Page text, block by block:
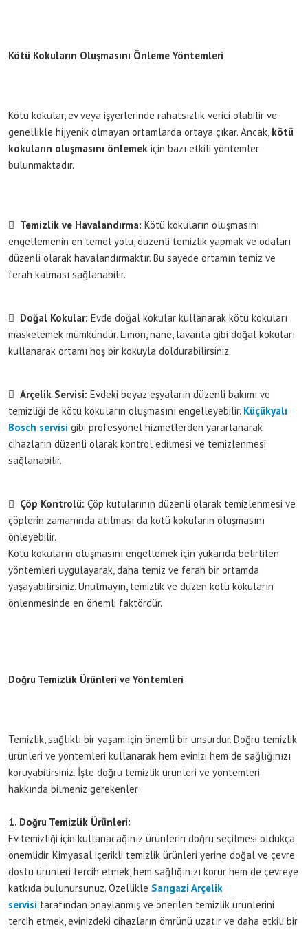
Kötü Kokuların Oluşmasını Önleme Yöntemleri
Kötü kokular, ev veya işyerlerinde rahatsızlık verici olabilir ve
genellikle hijyenik olmayan ortamlarda ortaya çıkar. Ancak, kötü
kokuların oluşmasını önlemek için bazı etkili yöntemler
bulunmaktadır.
 Temizlik ve Havalandırma: Kötü kokuların oluşmasını
engellemenin en temel yolu, düzenli temizlik yapmak ve odaları
düzenli olarak havalandırmaktır. Bu sayede ortamın temiz ve
ferah kalması sağlanabilir.
 Doğal Kokular: Evde doğal kokular kullanarak kötü kokuları
maskelemek mümkündür. Limon, nane, lavanta gibi doğal kokuları
kullanarak ortamı hoş bir kokuyla doldurabilirsiniz.
 Arçelik Servisi: Evdeki beyaz eşyaların düzenli bakımı ve
temizliği de kötü kokuların oluşmasını engelleyebilir. Küçükyalı
Bosch servisi gibi profesyonel hizmetlerden yararlanarak
cihazların düzenli olarak kontrol edilmesi ve temizlenmesi
sağlanabilir.
 Çöp Kontrolü: Çöp kutularının düzenli olarak temizlenmesi ve
çöplerin zamanında atılması da kötü kokuların oluşmasını
önleyebilir.
Kötü kokuların oluşmasını engellemek için yukarıda belirtilen
yöntemleri uygulayarak, daha temiz ve ferah bir ortamda
yaşayabilirsiniz. Unutmayın, temizlik ve düzen kötü kokuların
önlenmesinde en önemli faktördür.
Doğru Temizlik Ürünleri ve Yöntemleri
Temizlik, sağlıklı bir yaşam için önemli bir unsurdur. Doğru temizlik
ürünleri ve yöntemleri kullanarak hem evinizi hem de sağlığınızı
koruyabilirsiniz. İşte doğru temizlik ürünleri ve yöntemleri
hakkında bilmeniz gerekenler:
1. Doğru Temizlik Ürünleri:
Ev temizliği için kullanacağınız ürünlerin doğru seçilmesi oldukça
önemlidir. Kimyasal içerikli temizlik ürünleri yerine doğal ve çevre
dostu ürünleri tercih etmek, hem sağlığınızı korur hem de çevreye
katkıda bulunursunuz. Özellikle Sarıgazi Arçelik
servisi tarafından onaylanmış ve önerilen temizlik ürünlerini
tercih etmek, evinizdeki cihazların ömrünü uzatır ve daha etkili bir